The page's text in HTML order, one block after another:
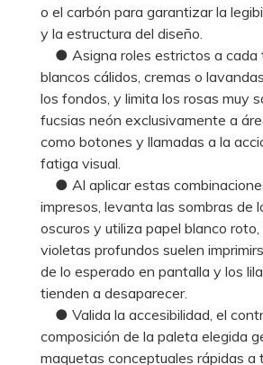
o el carbón para garantizar la
y la estructura del diseño.
● Asigna roles estrictos a cada
blancos cálidos, cremas o
los fondos, y limita los rosas muy
fucsias neón exclusivamente a
como botones y llamadas a la
fatiga visual.
● Al aplicar estas
impresos, levanta las sombras de
oscuros y utiliza papel blanco roto,
violetas profundos suelen
de lo esperado en pantalla y los
tienden a desaparecer.
● Valida la accesibilidad, el
composición de la paleta elegida
maquetas conceptuales rápidas a